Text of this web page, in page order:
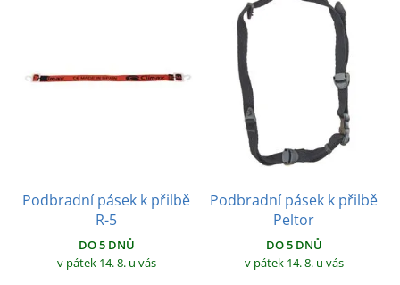
Podbradní pásek k přilbě
R-5
DO 5 DNŮ
v pátek 14. 8. u vás
Podbradní pásek k přilbě
Peltor
DO 5 DNŮ
v pátek 14. 8. u vás